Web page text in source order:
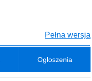
Pełna wersja
Ogłoszenia